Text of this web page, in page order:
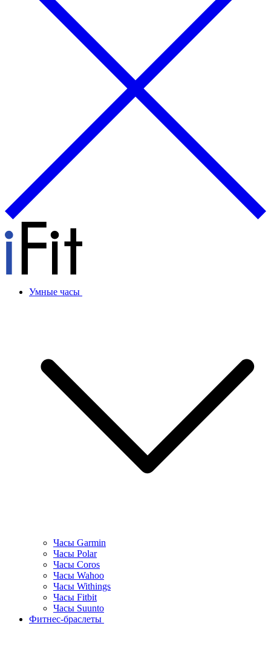
Умные часы
Часы Garmin
Часы Polar
Часы Coros
Часы Wahoo
Часы Withings
Часы Fitbit
Часы Suunto
Фитнес-браслеты